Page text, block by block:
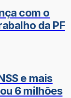
com o
da PF
e mais
6 milhões